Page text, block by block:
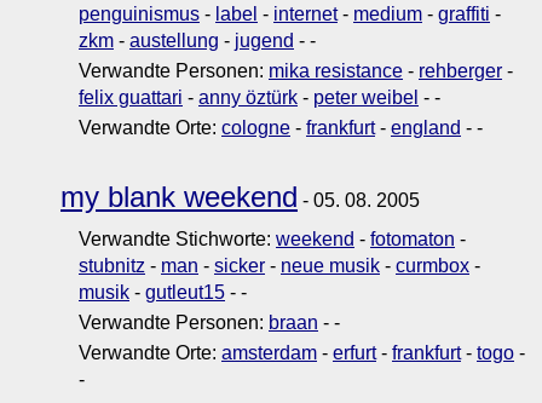
penguinismus - label - internet- medium - graffiti -
zkm - austellung - jugend - -
Verwandte Personen: mika resistance - rehberger -
felix guattari - anny öztürk - peter weibel - -
Verwandte Orte: cologne - frankfurt- england - -
my blank weekend - 05. 08. 2005
Verwandte Stichworte: weekend - fotomaton -
stubnitz - man - sicker - neue musik - curmbox -
musik - gutleut15 - -
Verwandte Personen: braan - -
Verwandte Orte: amsterdam - erfurt- frankfurt- togo -
-